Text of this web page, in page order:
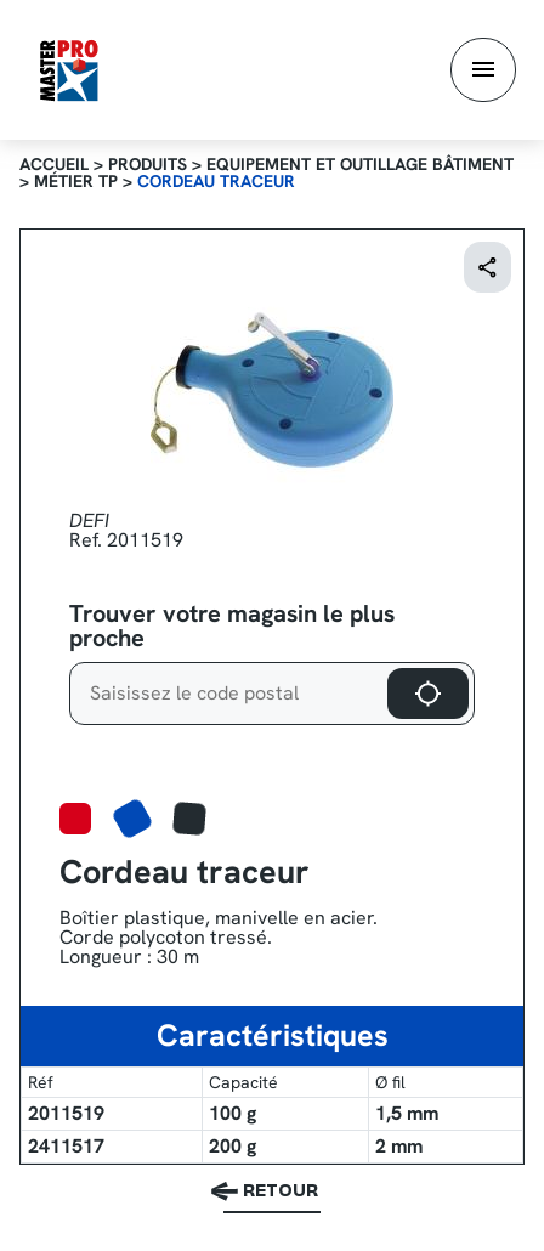
contenu
principal
ACCUEIL > PRODUITS > EQUIPEMENT ET OUTILLAGE BÂTIMENT
> MÉTIER TP > CORDEAU TRACEUR
DEFI
Ref. 2011519
Trouver votre magasin le plus
proche
Cordeau traceur
Boîtier plastique, manivelle en acier.
Corde polycoton tressé.
Longueur : 30 m
Caractéristiques
Réf Capacité Ø fil
2011519 100 g
1,5 mm
2411517
200 g 2 mm
RETOUR